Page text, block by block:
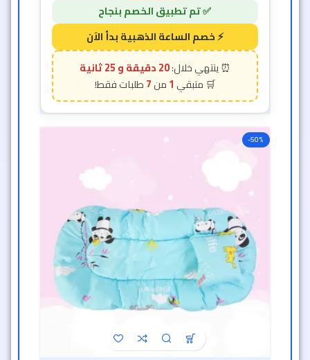
20 دقيقة و 23 ثانية
1
7
-50%